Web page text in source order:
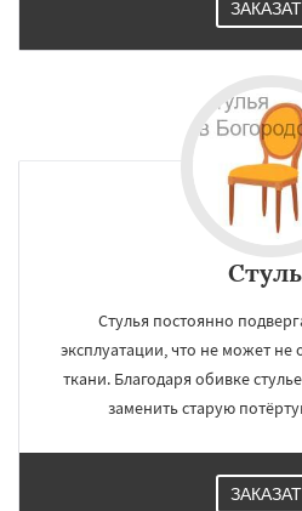
Стулья постоянно
эксплуатации, что не может не
ткани. Благодаря обивке
заменить старую